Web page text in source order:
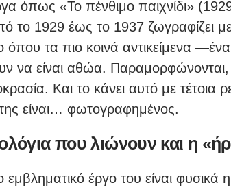
όπως «Το πένθιμο παιχνίδι»
το 1929 έως το 1937 ζωγραφίζει
όπου τα πιο κοινά αντικείμενα
να είναι αθώα.
Και το κάνει αυτό με τέτοια
είναι… φωτογραφημένος.
που λιώνουν και η
εμβληματικό έργο του είναι